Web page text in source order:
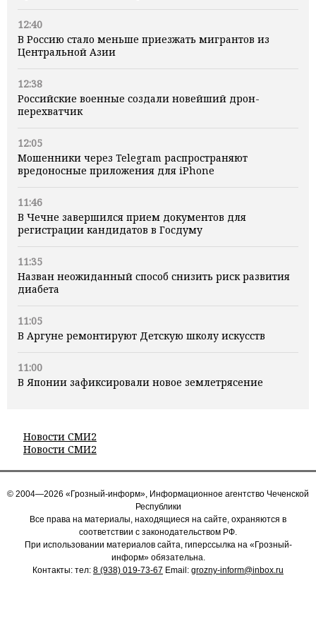
12:40
В Россию стало меньше приезжать мигрантов из
Центральной Азии
12:38
Российские военные создали новейший дрон-
перехватчик
12:05
Мошенники через Telegram распространяют
вредоносные приложения для iPhone
11:46
В Чечне завершился прием документов для
регистрации кандидатов в Госдуму
11:35
Назван неожиданный способ снизить риск развития
диабета
11:05
В Аргуне ремонтируют Детскую школу искусств
11:00
В Японии зафиксировали новое землетрясение
Новости СМИ2
Новости СМИ2
© 2004—2026 «Грозный-информ», Информационное агентство Чеченской
Республики
Все права на материалы, находящиеся на сайте, охраняются в
соответствии с законодательством РФ.
При использовании материалов сайта, гиперссылка на «Грозный-
информ» обязательна.
Контакты: тел: 8 (938) 019-73-67 Email: grozny-inform@inbox.ru